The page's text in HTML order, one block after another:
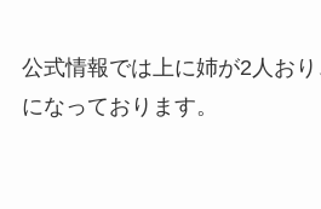
公式情報では上に姉が2人お
になっております。